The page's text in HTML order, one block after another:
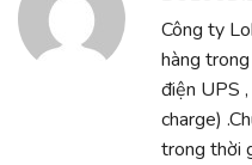
Công ty
hàng
điện UPS
charge)
trong thời